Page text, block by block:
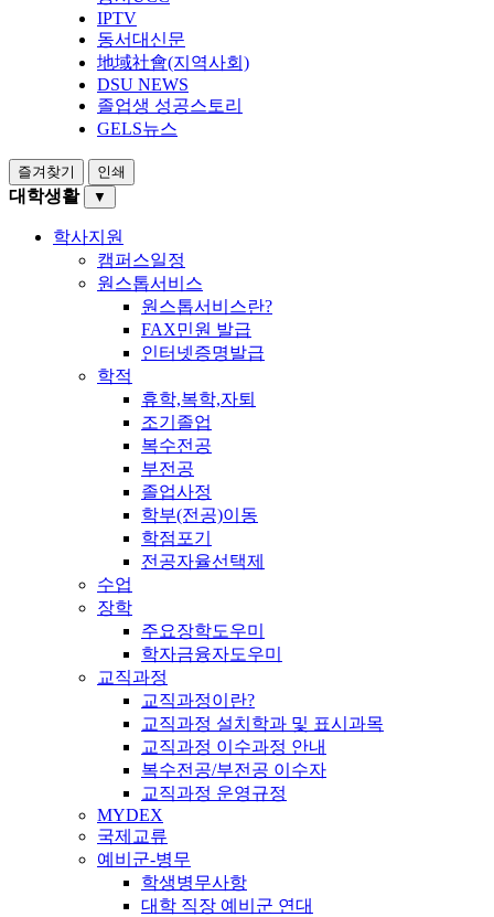
IPTV
동서대신문
地域社會(지역사회)
DSU NEWS
졸업생 성공스토리
GELS뉴스
즐겨찾기 인쇄
대학생활 ▼
학사지원
캠퍼스일정
원스톱서비스
원스톱서비스란?
FAX민원 발급
인터넷증명발급
학적
휴학,복학,자퇴
조기졸업
복수전공
부전공
졸업사정
학부(전공)이동
학점포기
전공자율선택제
수업
장학
주요장학도우미
학자금융자도우미
교직과정
교직과정이란?
교직과정 설치학과 및 표시과목
교직과정 이수과정 안내
복수전공/부전공 이수자
교직과정 운영규정
MYDEX
국제교류
예비군-병무
학생병무사항
대학 직장 예비군 연대